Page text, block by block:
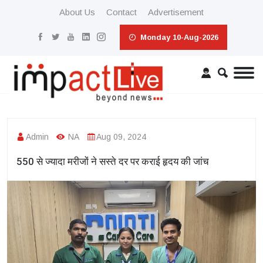
About Us Contact Advertisement
Monday 10-Aug-2026
Admin NA Aug 09, 2024
550 से ज्यादा मरीजों ने सस्ते दर पर कराई हृदय की जांच